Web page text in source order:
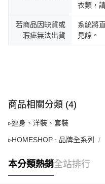
衣類，
若商品因缺貨或
瑕疵無法出貨
系統將
見諒。
商品相關分類 (4)
▹連身、洋裝、套裝
▹HOMESHOP ‧ 品牌全系列
本分類熱銷全站排行